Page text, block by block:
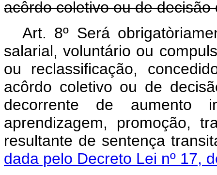
acôrdo coletivo ou de
Art. 8º Será
salarial, voluntário ou
ou reclassificação,
acôrdo coletivo ou de
decorrente de aumento
aprendizagem, promoção,
resultante de sentença
dada pelo Decreto Lei nº 17,